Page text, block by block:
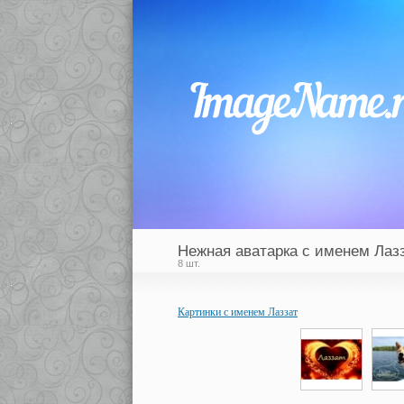
Нежная аватарка с именем
8 шт.
Картинки с именем Лаззат